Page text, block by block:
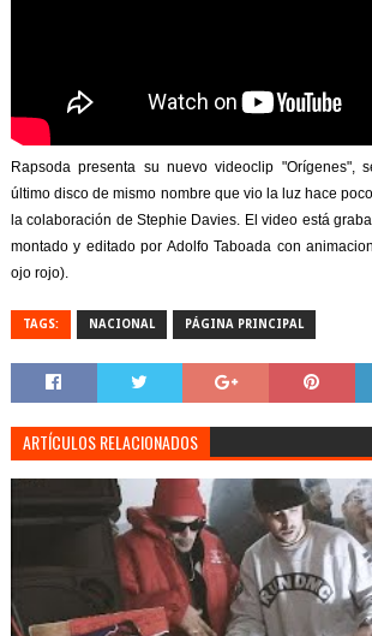
Rapsoda presenta su nuevo videoclip "Orígenes",
último disco de mismo nombre que vio la luz hace
la colaboración de Stephie Davies. El video está
montado y editado por Adolfo Taboada con
ojo rojo).
TAGS: NACIONAL PÁGINA PRINCIPAL
ARTÍCULOS RELACIONADOS